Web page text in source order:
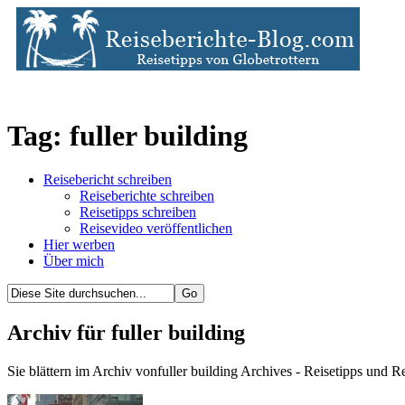
Tag: fuller building
Reisebericht schreiben
Reiseberichte schreiben
Reisetipps schreiben
Reisevideo veröffentlichen
Hier werben
Über mich
Archiv für fuller building
Sie blättern im Archiv vonfuller building Archives - Reisetipps und